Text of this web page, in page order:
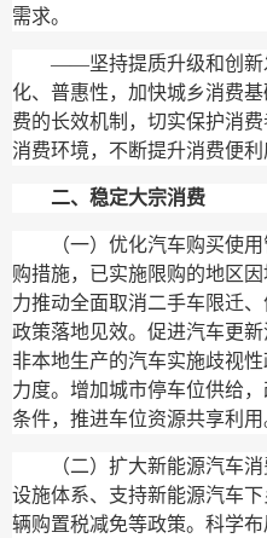
需求。
——坚持提质升级和创新
化、普惠性，加快城乡消费
费的长效机制，切实保护消
消费环境，不断提升消费便利
二、稳定大宗消费
（一）优化汽车购买使用
购措施，已实施限购的地区
力推动全面取消二手车限迁
政策落地见效。促进汽车更
非本地生产的汽车实施歧视
力度。增加城市停车位供给
条件，推进车位资源共享利用
（二）扩大新能源汽车消
设施体系、支持新能源汽车
辆购置税减免等政策。科学